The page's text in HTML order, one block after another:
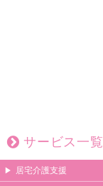
サービス一覧
居宅介護支援